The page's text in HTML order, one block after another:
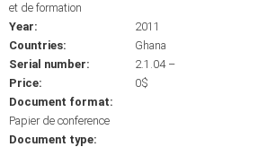
et de formation
Year:
2011
Countries:
Ghana
Serial number:
2.1.04 –
Price:
0$
Document format:
Papier de conference
Document type: